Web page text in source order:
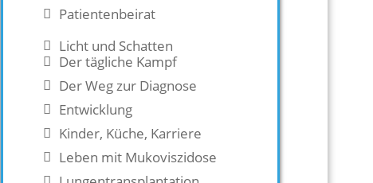
Patientenbeirat
Licht und Schatten
Der tägliche Kampf
Der Weg zur Diagnose
Entwicklung
Kinder, Küche, Karriere
Leben mit Mukoviszidose